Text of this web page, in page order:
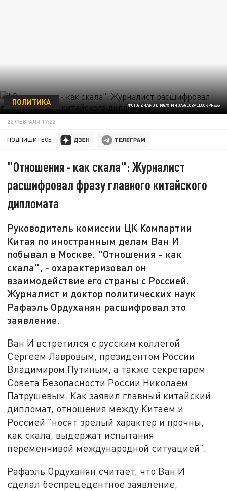
ФОТО: ZHANG LING/XINHUA/GLOBALLOOKPRESS
ПОЛИТИКА
22 ФЕВРАЛЯ 17:22
ПОДПИШИТЕСЬ:
"Отношения - как скала": Журналист
расшифровал фразу главного китайского
дипломата
Руководитель комиссии ЦК Компартии
Китая по иностранным делам Ван И
побывал в Москве. "Отношения - как
скала", - охарактеризовал он
взаимодействие его страны с Россией.
Журналист и доктор политических наук
Рафаэль Ордуханян расшифровал это
заявление.
Ван И встретился с русским коллегой
Сергеем Лавровым, президентом России
Владимиром Путиным, а также секретарём
Совета Безопасности России Николаем
Патрушевым. Как заявил главный китайский
дипломат, отношения между Китаем и
Россией "носят зрелый характер и прочны,
как скала, выдержат испытания
переменчивой международной ситуацией".
Рафаэль Ордуханян считает, что Ван И
сделал беспрецедентное заявление,